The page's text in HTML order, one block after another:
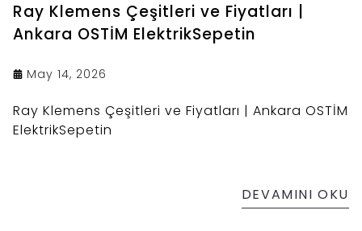
Ray Klemens Çeşitleri ve Fiyatları |
Ankara OSTİM ElektrikSepetin
May 14, 2026
Ray Klemens Çeşitleri ve Fiyatları | Ankara OSTİM
ElektrikSepetin
DEVAMINI OKU